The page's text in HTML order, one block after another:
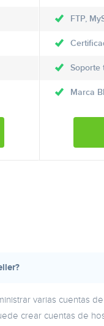
FTP,
Soporte
Marca
varias cuentas
crear cuentas de